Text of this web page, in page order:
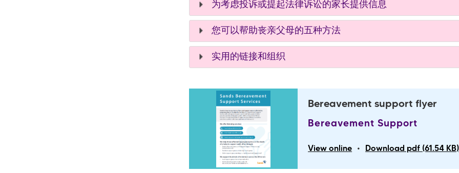
为考虑投诉或提起法律诉讼的家长提供信息
您可以帮助丧亲父母的五种方法
实用的链接和组织
Bereavement support flyer
Bereavement Support
View online • Download pdf (61.54 KB)